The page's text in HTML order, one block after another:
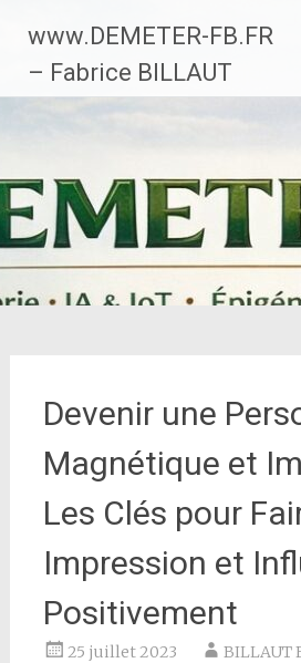
contenu
principal
www.DEMETER-FB.FR
– Fabrice BILLAUT
Devenir une
Magnétique et
Les Clés pour
Impression et
Positivement
25 juillet 2023 BILLAUT